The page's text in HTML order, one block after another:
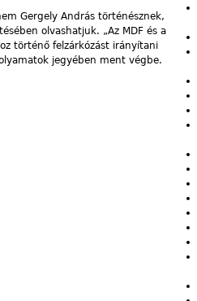
Gergely András történésznek,
olvashatjuk. „Az MDF és a
történő felzárkózást irányítani
jegyében ment végbe.